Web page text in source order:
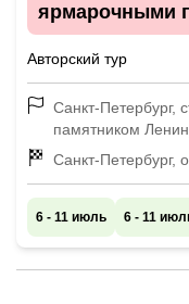
ярмарочными
Авторский тур
Санкт-Петербург,
памятником
Санкт-Петербург,
6 - 11 июль 6 - 11